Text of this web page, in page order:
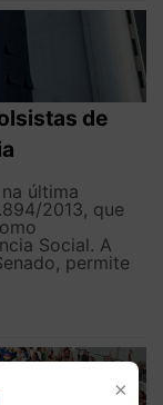
de
última
2013, que
Social. A
permite
×